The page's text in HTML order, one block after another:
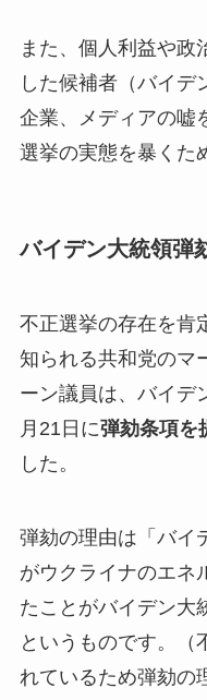
また、個人利益や政
した候補者（バイデ
企業、メディアの嘘
選挙の実態を暴くた
バイデン大統領弾
不正選挙の存在を肯
知られる共和党のマ
ーン議員は、バイデ
月21日に弾劾条項を
した。
弾劾の理由は「バイ
がウクライナのエネ
たことがバイデン大
というものです。（
れているため弾劾の